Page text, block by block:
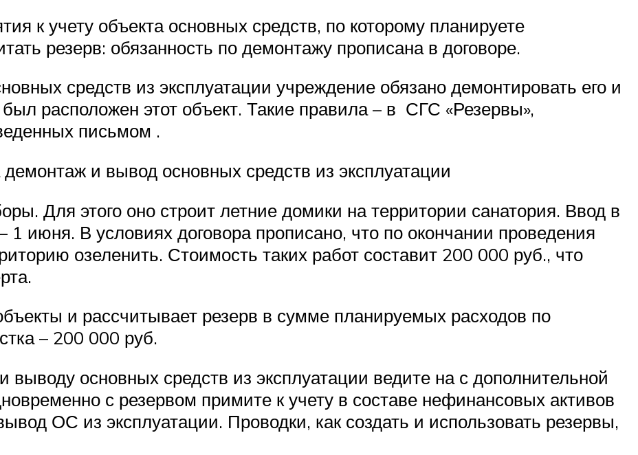
к учету объекта основных средств, по которому планируете
резерв: обязанность по демонтажу прописана в договоре.
средств из эксплуатации учреждение обязано демонтировать его и
был расположен этот объект. Такие правила – в СГС «Резервы»,
письмом .
и вывод основных средств из эксплуатации
Для этого оно строит летние домики на территории санатория. Ввод в
1 июня. В условиях договора прописано, что по окончании проведения
озеленить. Стоимость таких работ составит 200 000 руб., что
и рассчитывает резерв в сумме планируемых расходов по
– 200 000 руб.
основных средств из эксплуатации ведите на с дополнительной
с резервом примите к учету в составе нефинансовых активов
ОС из эксплуатации. Проводки, как создать и использовать резервы,